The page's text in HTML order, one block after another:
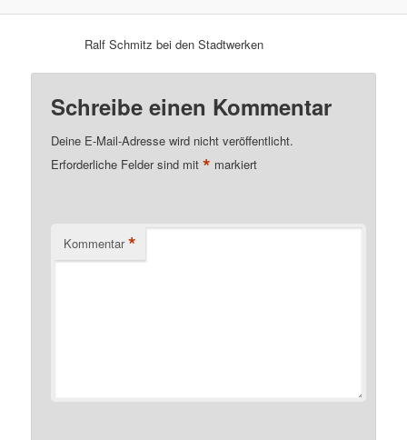
Ralf Schmitz bei den Stadtwerken
Schreibe einen Kommentar
Deine E-Mail-Adresse wird nicht veröffentlicht.
Erforderliche Felder sind mit* markiert
Kommentar *